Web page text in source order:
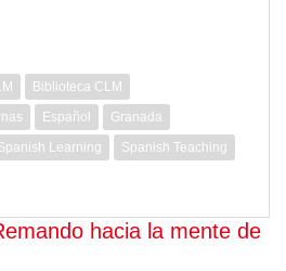
Biblioteca CLM
Español
Granada
Learning
Spanish Teaching
hacia la mente de